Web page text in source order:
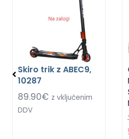
Skiro trik z ABEC9,
10287
89.90€ z vključenim
DDV